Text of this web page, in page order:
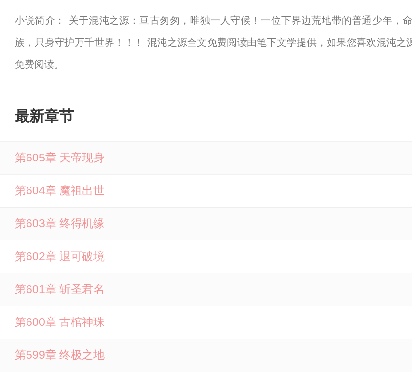
小说简介： 关于混沌之源：亘古匆匆，唯独一人守候！一位下界边荒地带的普通少年，
族，只身守护万千世界！！！ 混沌之源全文免费阅读由笔下文学提供，如果您喜欢混沌
免费阅读。
最新章节
第605章 天帝现身
第604章 魔祖出世
第603章 终得机缘
第602章 退可破境
第601章 斩圣君名
第600章 古棺神珠
第599章 终极之地